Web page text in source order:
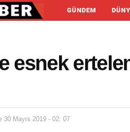
GÜNDEM
esnek
30 Mayıs 2019 - 02: 07